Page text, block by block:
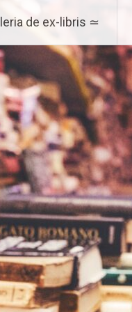
de ex-libris ≃